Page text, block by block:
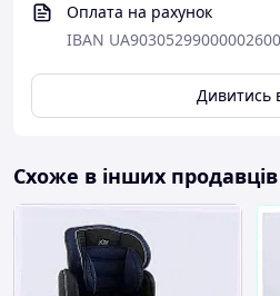
Оплата на рахунок
IBAN
Дивитись
Схоже в інших продавців